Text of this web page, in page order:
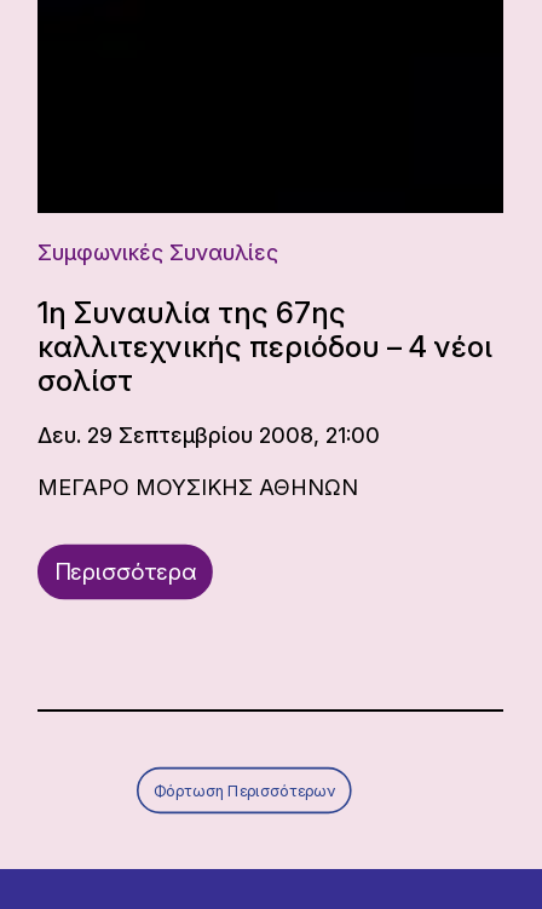
Συμφωνικές Συναυλίες
1η Συναυλία της 67ης
καλλιτεχνικής περιόδου – 4 νέοι
σολίστ
Δευ. 29 Σεπτεμβρίου 2008, 21:00
ΜΕΓΑΡΟ ΜΟΥΣΙΚΗΣ ΑΘΗΝΩΝ
Περισσότερα
Φόρτωση Περισσότερων